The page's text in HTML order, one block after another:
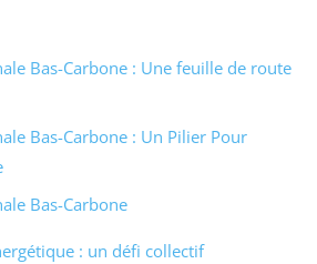
Bas-Carbone : Une feuille de route
Bas-Carbone : Un Pilier Pour
Bas-Carbone
: un défi collectif